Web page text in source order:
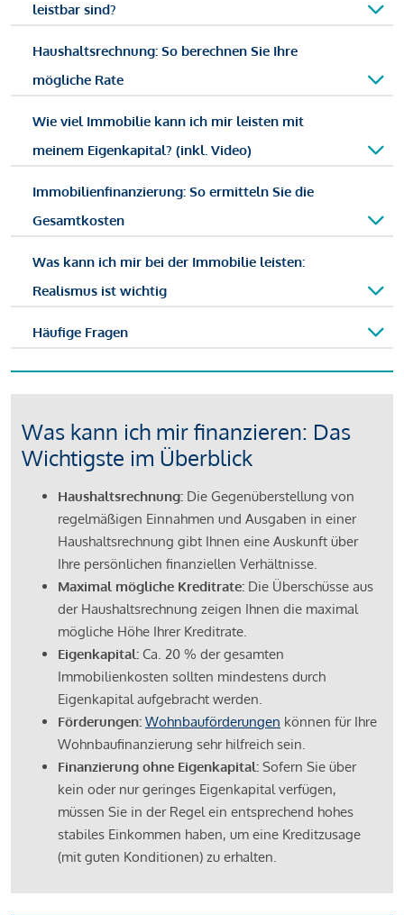
leistbar sind?
Haushaltsrechnung: So berechnen Sie Ihre
mögliche Rate
Wie viel Immobilie kann ich mir leisten mit
meinem Eigenkapital? (inkl. Video)
Immobilienfinanzierung: So ermitteln Sie die
Gesamtkosten
Was kann ich mir bei der Immobilie leisten:
Realismus ist wichtig
Häufige Fragen
Was kann ich mir finanzieren: Das
Wichtigste im Überblick
Haushaltsrechnung: Die Gegenüberstellung von
regelmäßigen Einnahmen und Ausgaben in einer
Haushaltsrechnung gibt Ihnen eine Auskunft über
Ihre persönlichen finanziellen Verhältnisse.
Maximal mögliche Kreditrate: Die Überschüsse aus
der Haushaltsrechnung zeigen Ihnen die maximal
mögliche Höhe Ihrer Kreditrate.
Eigenkapital: Ca. 20 % der gesamten
Immobilienkosten sollten mindestens durch
Eigenkapital aufgebracht werden.
Förderungen: Wohnbauförderungen können für Ihre
Wohnbaufinanzierung sehr hilfreich sein.
Finanzierung ohne Eigenkapital: Sofern Sie über
kein oder nur geringes Eigenkapital verfügen,
müssen Sie in der Regel ein entsprechend hohes
stabiles Einkommen haben, um eine Kreditzusage
(mit guten Konditionen) zu erhalten.